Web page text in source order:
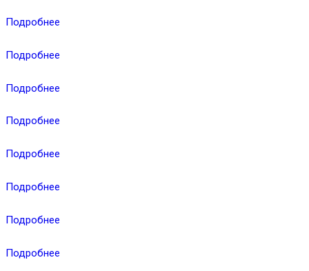
Подробнее
Подробнее
Подробнее
Подробнее
Подробнее
Подробнее
Подробнее
Подробнее